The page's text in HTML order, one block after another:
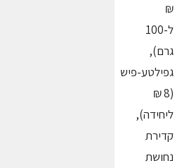
₪
ל-100
גרם),
גפילטע-פיש
(8 ₪
ליחידה),
קדירת
נחושת